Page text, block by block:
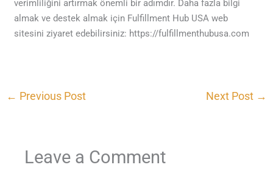
verimliliğini artırmak önemli bir adımdır. Daha fazla bilgi
almak ve destek almak için Fulfillment Hub USA web
sitesini ziyaret edebilirsiniz: https://fulfillmenthubusa.com
← Previous Post Next Post →
Leave a Comment